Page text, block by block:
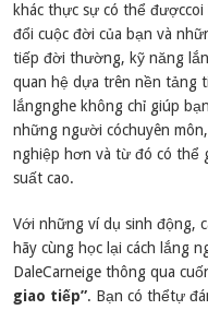
khác thực sự có thể
đổi cuộc đời của bạn và
tiếp đời thường, kỹ năng
quan hệ dựa trên nền tảng
lắngnghe không chỉ giúp
những người cóchuyên
nghiệp hơn và từ đó có thể
suất cao.
Với những ví dụ sinh động,
hãy cùng học lại cách lắng
DaleCarneige thông qua
giao tiếp”. Bạn có thểtự